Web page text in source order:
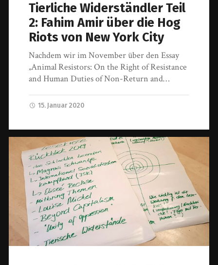
Tierliche Widerständler Teil
2: Fahim Amir über die Hog
Riots von New York City
Nachdem wir im November über den Essay
„Animal Resistors: On the Right of Resistance
and Human Duties of Non-Return and…
15. Januar 2020